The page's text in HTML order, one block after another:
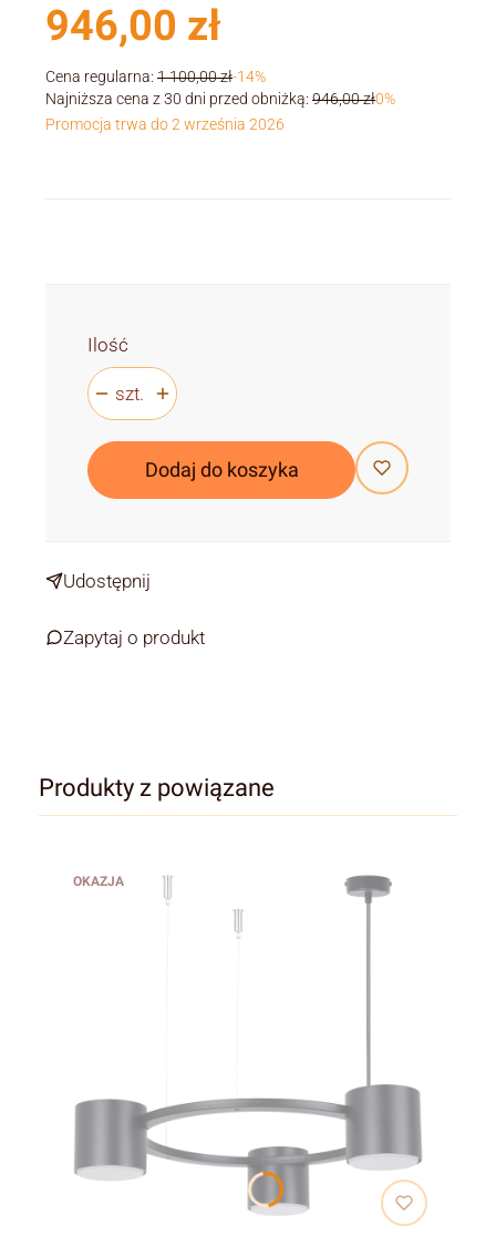
946,00 zł
Cena regularna: 1 100,00 zł-14%
Najniższa cena z 30 dni przed obniżką: 946,00 zł0%
Promocja trwa do 2 września 2026
Ilość
szt.
Dodaj do koszyka
Udostępnij
Zapytaj o produkt
Produkty z powiązane
OKAZJA